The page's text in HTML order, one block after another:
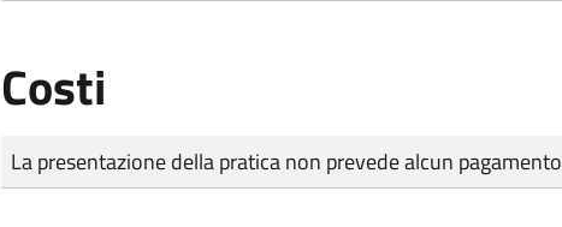
Costi
Tipo di pagamento
Importo
La presentazione della pratica non prevede alcun pagamento